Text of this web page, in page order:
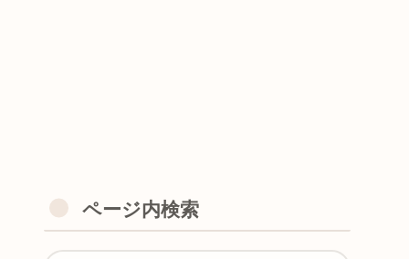
ページ内検索